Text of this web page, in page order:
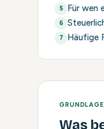
Für wen
Häufige
Was